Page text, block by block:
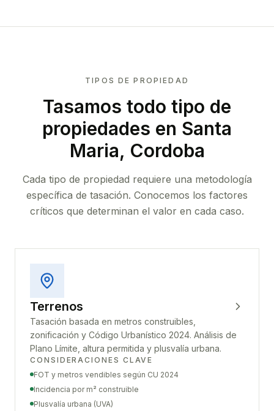
TIPOS DE PROPIEDAD
Tasamos todo tipo de
propiedades en Santa
Maria, Cordoba
Cada tipo de propiedad requiere una metodología
específica de tasación. Conocemos los factores
críticos que determinan el valor en cada caso.
Terrenos
Tasación basada en metros construibles,
zonificación y Código Urbanístico 2024. Análisis de
Plano Límite, altura permitida y plusvalía urbana.
CONSIDERACIONES CLAVE
FOT y metros vendibles según CU 2024
Incidencia por m² construible
Plusvalía urbana (UVA)